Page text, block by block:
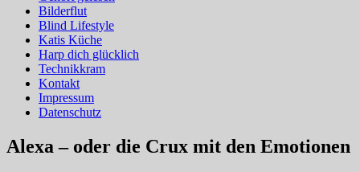
Bilderflut
Blind Lifestyle
Katis Küche
Harp dich glücklich
Technikkram
Kontakt
Impressum
Datenschutz
Alexa – oder die Crux mit den Emotionen